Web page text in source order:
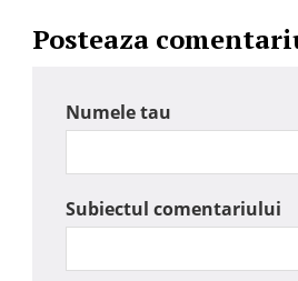
Posteaza
Numele tau
Subiectul comentariului